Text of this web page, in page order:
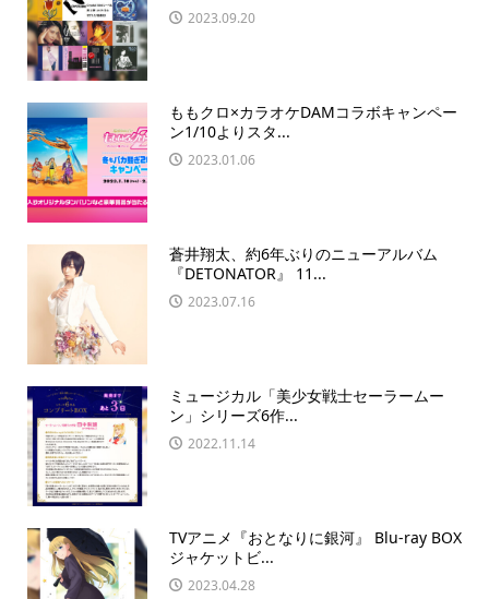
2023.09.20
ももクロ×カラオケDAMコラボキャンペー
ン1/10よりスタ...
2023.01.06
蒼井翔太、約6年ぶりのニューアルバム
『DETONATOR』 11...
2023.07.16
ミュージカル「美少女戦士セーラームー
ン」シリーズ6作...
2022.11.14
TVアニメ『おとなりに銀河』 Blu-ray BOX
ジャケットビ...
2023.04.28